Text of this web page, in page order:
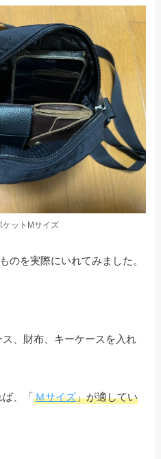
ケットMサイズ
のを実際にいれてみました。
、財布、キーケースを入れ
ば、「Ｍサイズ」が適してい